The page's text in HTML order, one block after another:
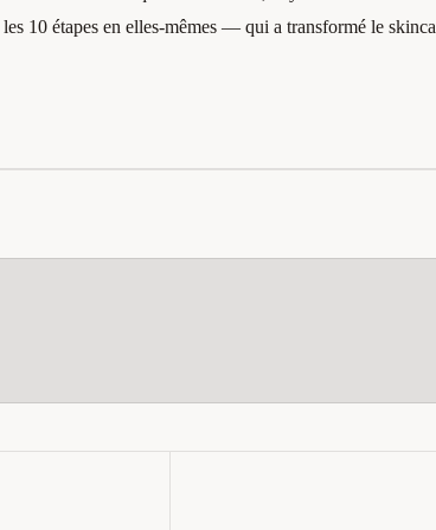
10 étapes en elles-mêmes — qui a transformé le